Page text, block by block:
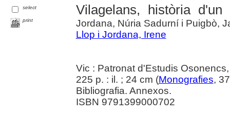
select
print
Vilagelans, història d'un
Jordana, Núria Sadurní i Puigbò,
Llop i Jordana, Irene
Vic : Patronat d'Estudis
225 p. : il. ; 24 cm (Monografies,
Bibliografia. Annexos.
ISBN 9791399000702